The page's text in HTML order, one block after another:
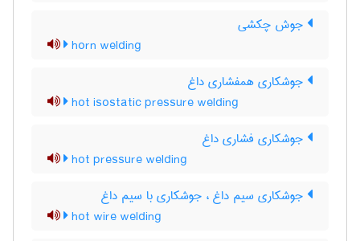
جوش چکشی
horn welding
جوشکاری همفشاری داغ
hot isostatic pressure welding
جوشکاری فشاری داغ
hot pressure welding
جوشکاری سیم داغ ، جوشکاری با سیم داغ
hot wire welding